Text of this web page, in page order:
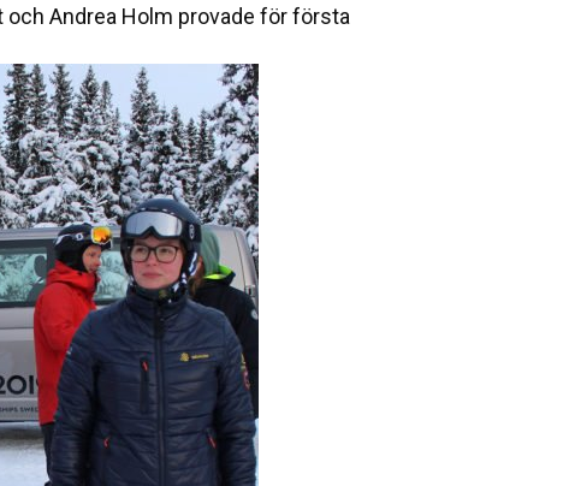
Andrea Holm provade för första